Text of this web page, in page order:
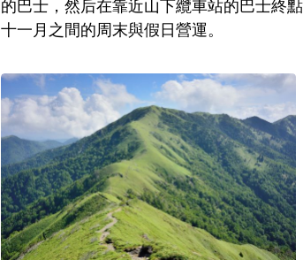
的巴士，然后在靠近山下纜車站的巴士終
十一月之間的周末與假日營運。